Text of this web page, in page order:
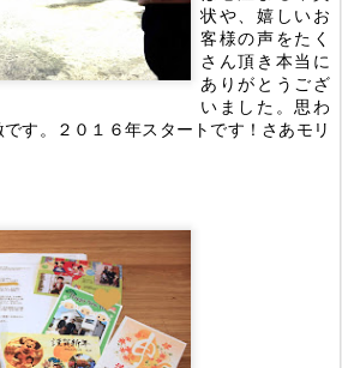
状や、嬉しいお
客様の声をたく
さん頂き本当に
ありがとうござ
いました。思わ
す。２０１６年スタートです！さあモリ